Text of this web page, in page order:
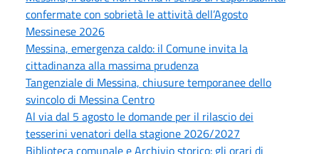
confermate con sobrietà le attività dell’Agosto
Messinese 2026
Messina, emergenza caldo: il Comune invita la
cittadinanza alla massima prudenza
Tangenziale di Messina, chiusure temporanee dello
svincolo di Messina Centro
Al via dal 5 agosto le domande per il rilascio dei
tesserini venatori della stagione 2026/2027
Biblioteca comunale e Archivio storico: gli orari di